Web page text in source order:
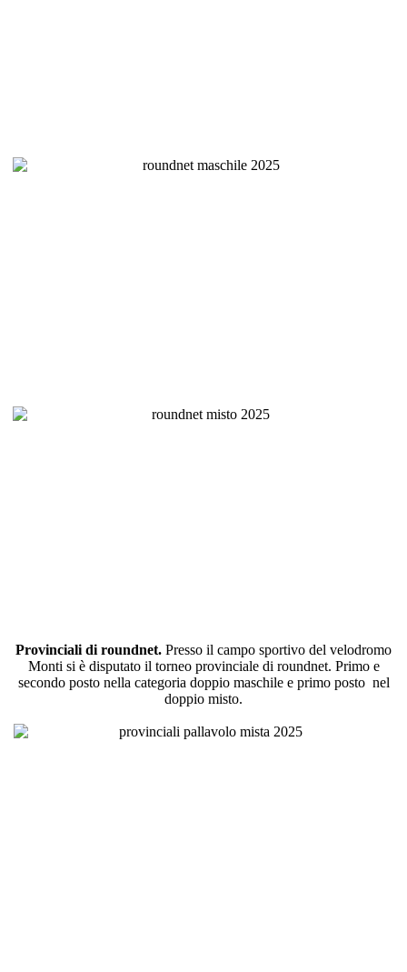
Provinciali di roundnet. Presso il campo sportivo del velodromo
Monti si è disputato il torneo provinciale di roundnet. Primo e
secondo posto nella categoria doppio maschile e primo posto nel
doppio misto.